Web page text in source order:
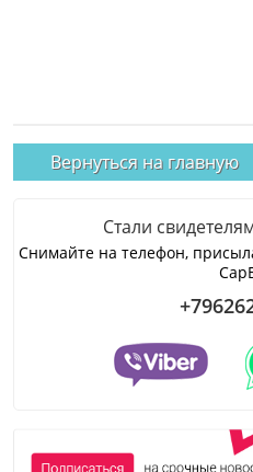
Вернуться на главную
Стали
Снимайте на телефон,